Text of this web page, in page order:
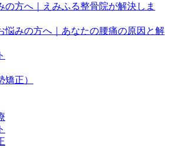
の方へ｜えみふる整骨院が解決しま
悩みの方へ｜あなたの腰痛の原因と解
正）